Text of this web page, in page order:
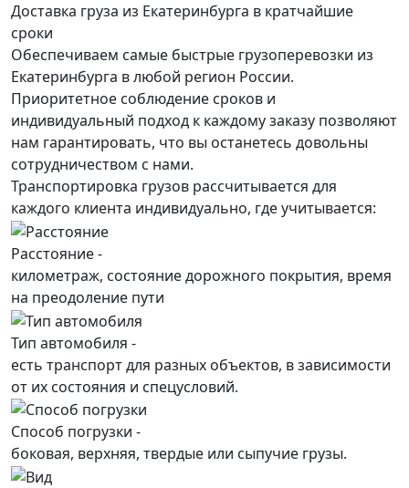
Доставка груза из Екатеринбурга в кратчайшие
сроки
Обеспечиваем самые быстрые грузоперевозки из
Екатеринбурга в любой регион России.
Приоритетное соблюдение сроков и
индивидуальный подход к каждому заказу позволяют
нам гарантировать, что вы останетесь довольны
сотрудничеством с нами.
Транспортировка грузов рассчитывается для
каждого клиента индивидуально, где учитывается:
Расстояние -
километраж, состояние дорожного покрытия, время
на преодоление пути
Тип автомобиля -
есть транспорт для разных объектов, в зависимости
от их состояния и спецусловий.
Способ погрузки -
боковая, верхняя, твердые или сыпучие грузы.